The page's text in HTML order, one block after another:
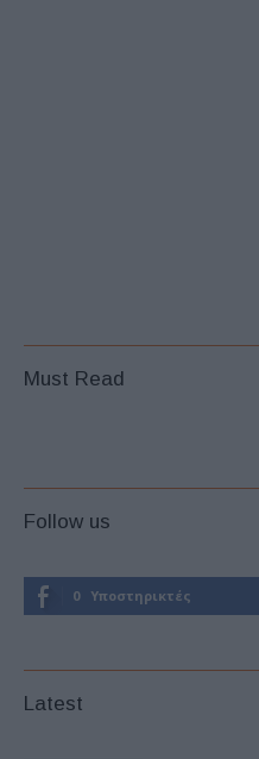
Must Read
Follow us
0 Υποστηρικτές
Latest